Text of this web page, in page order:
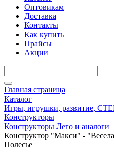
Оптовикам
Доставка
Контакты
Как купить
Прайсы
Акции
Главная страница
Каталог
Игры, игрушки, развитие,
Конструкторы
Конструкторы Лего и аналоги
Конструктор "Макси" -
Полесье